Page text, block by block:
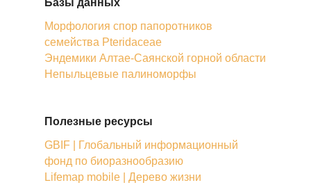
Базы данных
Морфология спор папоротников
семейства Pteridaceae
Эндемики Алтае-Саянской горной области
Непыльцевые палиноморфы
Полезные ресурсы
GBIF | Глобальный информационный
фонд по биоразнообразию
Lifemap mobile | Дерево жизни